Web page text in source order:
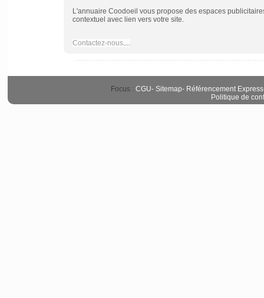
L'annuaire Coodoeil vous propose des espaces
contextuel avec lien vers votre site.
Contactez-nous....
Focus : CGU- Sitemap- Référencement Express
Politique de